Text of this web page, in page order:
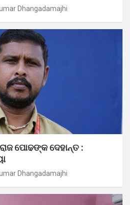
Dhangadamajhi
ପୋଢଙ୍କ ଦେହାନ୍ତ :
Dhangadamajhi